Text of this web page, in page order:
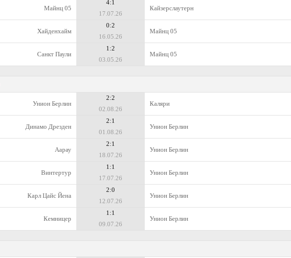
Майнц 05
4:1
17.07.26
Кайзерслаутерн
Хайденхайм
0:2
16.05.26
Майнц 05
Санкт Паули
1:2
03.05.26
Майнц 05
Унион Берлин
2:2
02.08.26
Каляри
Динамо Дрезден
2:1
01.08.26
Унион Берлин
Аарау
2:1
18.07.26
Унион Берлин
Винтертур
1:1
17.07.26
Унион Берлин
Карл Цайс Йена
2:0
12.07.26
Унион Берлин
Кемницер
1:1
09.07.26
Унион Берлин